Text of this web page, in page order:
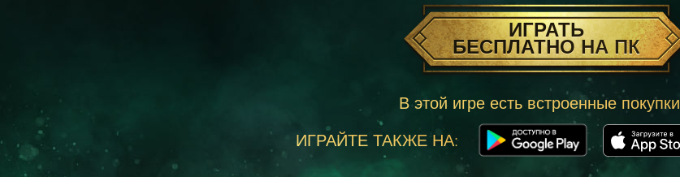
ИГРАТЬ
БЕСПЛАТНО НА ПК
В этой игре есть встроенные покупки
ИГРАЙТЕ ТАКЖЕ НА: